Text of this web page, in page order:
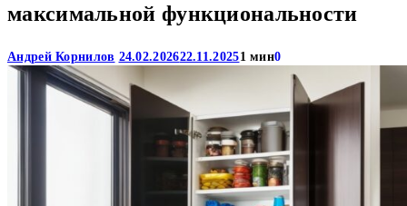
максимальной функциональности
Андрей Корнилов 24.02.202622.11.20251 мин0